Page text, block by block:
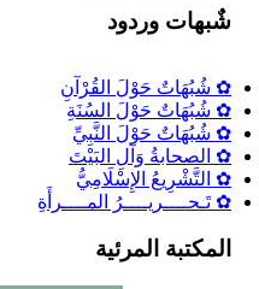
شٌبهات وردود
✿ شُبُهَاتٌ حَوْلَ القُرْآنِ
✿ شُبُهَاتٌ حَوْلَ السُنَةِ
✿ شُبُهَاتٌ حَوْلَ النَّبِيِّ
✿ الصحابةُ وَآلِ البَيْتَ
✿ التَّشْرِيعُ الإِسْلَامِيُّ
✿ تَـحــــريــــرُ المــــرأَةِ
المكتبة المرئية